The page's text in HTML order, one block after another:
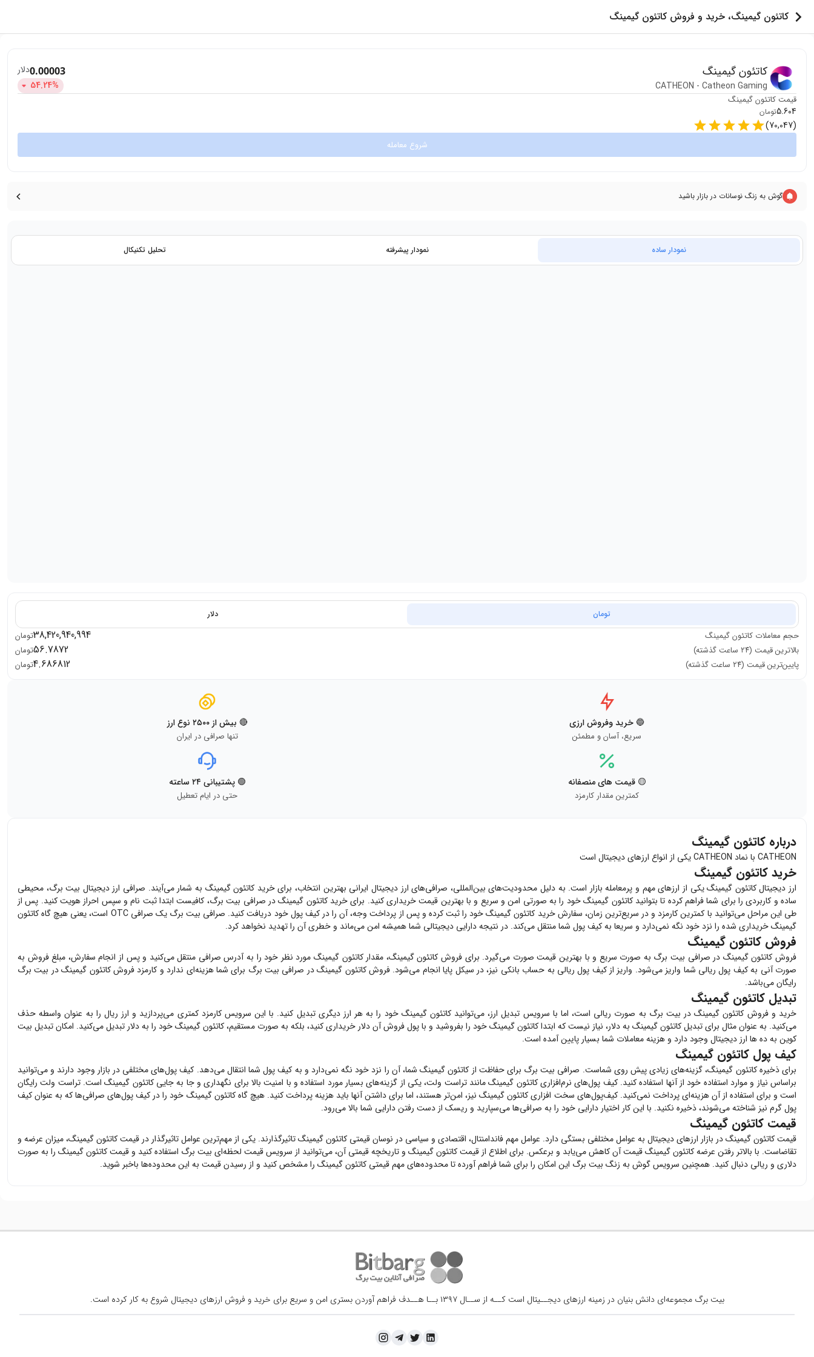
کاتئون گیمینگ، خرید و فروش کاتئون گیمینگ
کاتئون گیمینگ
CATHEON - Catheon Gaming
0.00003دلار
54.24%
قیمت کاتئون گیمینگ
5.604تومان
(
70,047
)
شروع معامله
گوش به زنگ نوسانات در بازار باشید
نمودار ساده نمودار پیشرفته تحلیل تکنیکال
تومان دلار
حجم معاملات کاتئون گیمینگ 38,420,940,994تومان
بالاترین قیمت (۲۴ ساعت گذشته)
56.7872تومان
پایین‌ترین قیمت (۲۴ ساعت گذشته)
4.686812تومان
🔵 خرید وفروش ارزی
سریع، آسان و مطمئن
🔴 بیش از ۲۵۰۰ نوع ارز
تنها صرافی در ایران
🟡 قیمت های منصفانه
کمترین مقدار کارمزد
🟢 پشتیبانی ۲۴ ساعته
حتی در ایام تعطیل
درباره کاتئون گیمینگ
CATHEON با نماد CATHEON یکی از انواع ارزهای دیجیتال است
خرید کاتئون گیمینگ
ارز دیجیتالکاتئون گیمینگیکی از ارزهای مهم و پرمعامله بازار است. به دلیل محدودیت‌های بین‌المللی، صرافی‌های ارز دیجیتال ایرانی بهترین انتخاب، برای خرید کاتئون گیمینگ به شمار می‌آیند. صرافی ارز دیجیتال بیت برگ، محیطی
ساده و کاربردی را برای شما فراهم کرده تا بتوانیدکاتئون گیمینگخود را به صورتی امن و سریع و با بهترین قیمت خریداری کنید. برای خریدکاتئون گیمینگدر صرافی بیت برگ، کافیست ابتدا ثبت نام و سپس احراز هویت کنید. پس از
طی این مراحل می‌توانید با کمترین کارمزد و در سریع‌ترین زمان، سفارش خرید کاتئون گیمینگخود را ثبت کرده و پس از پرداخت وجه، آن را در کیف پول خود دریافت کنید. صرافی بیت برگ یک صرافی OTC است، یعنی هیچ گاه
کاتئون
گیمینگخریداری شده را نزد خود نگه نمی‌دارد و سریعا به کیف پول شما منتقل می‌کند. در نتیجه دارایی دیجیتالی شما همیشه امن می‌ماند و خطری آن را تهدید نخواهد کرد.
فروش کاتئون گیمینگ
فروش کاتئون گیمینگ در صرافی بیت برگ به صورت سریع و با بهترین قیمت صورت می‌گیرد. برای فروش کاتئون گیمینگ، مقدارکاتئون گیمینگمورد نظر خود را به آدرس صرافی منتقل می‌کنید و پس از انجام سفارش، مبلغ فروش به
صورت آنی به کیف پول ریالی شما واریز می‌شود. واریز از کیف پول ریالی به حساب بانکی نیز، در سیکل پایا انجام می‌شود. فروشکاتئون گیمینگدر صرافی بیت برگ برای شما هزینه‌ای ندارد و کارمزد فروشکاتئون گیمینگدر بیت برگ
رایگان می‌باشد.
تبدیل کاتئون گیمینگ
خرید و فروش کاتئون گیمینگدر بیت برگ به صورت ریالی است، اما با سرویس تبدیل ارز، می‌توانیدکاتئون گیمینگ خود را به هر ارز دیگری تبدیل کنید. با این سرویس کارمزد کمتری می‌پردازید و ارز ریال را به عنوان واسطه حذف
می‌کنید. به عنوان مثال برای تبدیلکاتئون گیمینگ به دلار، نیاز نیست که ابتداکاتئون گیمینگخود را بفروشید و با پول فروش آن دلار خریداری کنید، بلکه به صورت مستقیم،کاتئون گیمینگخود را به دلار تبدیل می‌کنید. امکان تبدیل بیت
کوین به ده ها ارز دیجیتال وجود دارد و هزینه معاملات شما بسیار پایین آمده است.
کیف پول کاتئون گیمینگ
برای ذخیرهکاتئون گیمینگ، گزینه‌های زیادی پیش روی شماست. صرافی بیت برگ برای حفاظت از کاتئون گیمینگشما، آن را نزد خود نگه نمی‌دارد و به کیف پول شما انتقال می‌دهد. کیف پول‌های مختلفی در بازار وجود دارند و می‌توانید
براساس نیاز و موارد استفاده خود از آنها استفاده کنید. کیف پول‌های نرم‌افزاریکاتئون گیمینگمانند تراست ولت، یکی از گزینه‌های بسیار مورد استفاده و با امنیت بالا برای نگهداری و جا به جاییکاتئون گیمینگاست. تراست ولت رایگان
است و برای استفاده از آن هزینه‌ای پرداخت نمی‌کنید. کیف‌پول‌های سخت افزاریکاتئون گیمینگنیز، امن‌تر هستند، اما برای داشتن آنها باید هزینه پرداخت کنید. هیچ گاهکاتئون گیمینگ خود را در کیف پول‌های صرافی‌ها که به عنوان کیف
پول گرم نیز شناخته می‌شوند، ذخیره نکنید. با این کار اختیار دارایی خود را به صرافی‌ها می‌سپارید و ریسک از دست رفتن دارایی شما بالا می‌رود.
قیمت کاتئون گیمینگ
قیمتکاتئون گیمینگدر بازار ارزهای دیجیتال به عوامل مختلفی بستگی دارد. عوامل مهم فاندامنتال، اقتصادی و سیاسی در نوسان قیمتی کاتئون گیمینگتاثیرگذارند. یکی از مهم‌ترین عوامل تاثیرگذار در قیمتکاتئون گیمینگ، میزان عرضه و
تقاضاست. با بالاتر رفتن عرضهکاتئون گیمینگقیمت آن کاهش می‌یابد و برعکس. برای اطلاع از قیمتکاتئون گیمینگ و تاریخچه قیمتی آن، می‌توانید از سرویس قیمت لحظه‌ای بیت برگ استفاده کنید و قیمتکاتئون گیمینگ را به صورت
دلاری و ریالی دنبال کنید. همچنین سرویس گوش به زنگ بیت برگ این امکان را برای شما فراهم آورده تا محدوده‌های مهم قیمتی کاتئون گیمینگ را مشخص کنید و از رسیدن قیمت به این محدوده‌ها باخبر شوید.
بیت برگ مجموعه‌ای دانش بنیان در زمینه ارزهای دیجــیتال است کــه از ســال ۱۳۹۷ بــا هــدف فراهم آوردن بستری امن و سریع برای خرید و فروش ارزهای دیجیتال شروع به کار کرده است.